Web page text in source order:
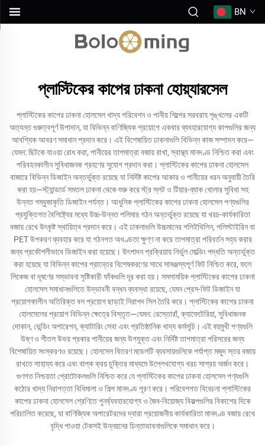
BN
প্লাস্টিকের কাপের ঢাকনা হোয়্যারসেল
প্লাস্টিকের কাপের ঢাকনা হোলসেল খাদ্য পরিবেশন ও পানীয় শিল্পের সরবরাহ শৃঙ্খলের একটি
অত্যন্ত গুরুত্বপূর্ণ উপাদান, যা বিভিন্ন বাণিজ্যিক প্রয়োগে একবার ব্যবহারযোগ্য কাপগুলির জন্য
আবশ্যিক আবরণ সমাধান প্রদান করে। এই বিশেষায়িত ঢাকনাগুলি বিভিন্ন কাজ সম্পাদন করে—
যেমন: ছিটকে যাওয়া রোধ করা, পানীয়ের তাপমাত্রা বজায় রাখা, স্বাস্থ্য মানদণ্ড নিশ্চিত করা এবং
পরিবহনকালীন সুবিধাজনক গ্রহণের সুযোগ প্রদান করা। প্লাস্টিকের কাপের ঢাকনা হোলসেল
বাজারে বিভিন্ন ডিজাইন অন্তর্ভুক্ত রয়েছে যা নির্দিষ্ট কাপের আকার ও পানীয়ের ধরন অনুযায়ী তৈরি
করা হয়—স্ট্যান্ডার্ড সমতল ঢাকনা থেকে শুরু করে স্ট্র স্লট ও টিয়ার-ব্যাক খোলার সুবিধা সহ
উন্নত গম্বুজাকৃতি ডিজাইন পর্যন্ত। আধুনিক প্লাস্টিকের কাপের ঢাকনা হোলসেল পণ্যগুলির
প্রযুক্তিগত বৈশিষ্ট্যের মধ্যে উচ্চ-উন্নত পলিমার গঠন অন্তর্ভুক্ত রয়েছে যা খরচ-কার্যকারিতা
বজায় রেখে উৎকৃষ্ট স্থায়িত্ব প্রদান করে। এই ঢাকনাগুলি উচ্চমানের পলিইথিলিন, পলিস্টাইরিন বা
PET উপকরণ ব্যবহার করে যা গঠনগত অখণ্ডতা ক্ষুণ্ণ না করে তাপমাত্রা পরিবর্তন সহ্য করার
জন্য প্রকৌশলীভাবে ডিজাইন করা হয়েছে। উৎপাদন প্রক্রিয়ায় নির্ভুল মোল্ডিং পদ্ধতি অন্তর্ভুক্ত
করা হয়েছে যা বিভিন্ন কাপের প্রান্তের বিশেষকরণের সাথে সামঞ্জস্যপূর্ণ ফিট নিশ্চিত করে, ফলে
লিকেজ বা দূষণের সম্ভাবনা সৃষ্টিকারী ফাঁকগুলি দূর করা হয়। সমসাময়িক প্লাস্টিকের কাপের ঢাকনা
হোলসেল সমাধানগুলিতে উদ্ভাবনী বন্ধন ব্যবস্থা রয়েছে, যেমন প্রেস-ফিট ডিজাইন যা
প্রয়োগকালীন অতিরিক্ত বল প্রয়োগ ছাড়াই নিরাপদ সিল তৈরি করে। প্লাস্টিকের কাপের ঢাকনা
হোলসেলের প্রয়োগ বিভিন্ন ক্ষেত্রে বিস্তৃত—যেমন: রেস্তোরাঁ, ক্যাফেটেরিয়া, সুবিধাজনক
দোকান, ভেন্ডিং অপারেশন, ক্যাটারিং সেবা এবং প্রতিষ্ঠানিক খাদ্য কর্মসূচি। এই বহুমুখী পণ্যগুলি
উষ্ণ ও শীতল উভয় প্রকার পানীয়ের জন্য উপযুক্ত এবং নির্দিষ্ট তাপমাত্রা পরিসরের জন্য
বিশেষায়িত সংস্করণও রয়েছে। হোলসেল বিতরণ মডেলটি ব্যবসায়গুলিকে পর্যাপ্ত মজুদ স্তর বজায়
রাখতে সাহায্য করে এবং বাল্ক ক্রয় চুক্তির মাধ্যমে উল্লেখযোগ্য খরচ সাশ্রয় অর্জন করে।
গুণগত নিশ্চয়তা প্রোটোকলগুলি নিশ্চিত করে যে প্লাস্টিকের কাপের ঢাকনা হোলসেল পণ্যগুলি
কঠোর খাদ্য নিরাপত্তা বিধিমালা ও শিল্প মানদণ্ড পূরণ করে। পরিবেশগত বিবেচনা প্লাস্টিকের
কাপের ঢাকনা হোলসেল শ্রেণিতে পুনর্ব্যবহারযোগ্য ও জৈব-বিয়োজ্য বিকল্পগুলির বিকাশের দিকে
পরিচালিত করেছে, যা বাণিজ্যিক অপারেটরদের দ্বারা প্রয়োজনীয় কার্যকারিতা মানদণ্ড বজায় রেখে
বৃদ্ধি পাওয়া টেকসই উন্নয়নের চিন্তাভাবনাগুলিকে সমাধান করে।